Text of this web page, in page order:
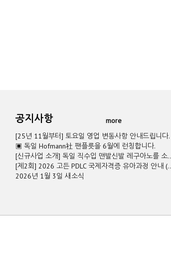
공지사항
more
[25년 11월부터] 토요일 영업 변동사항 안내드립니다.
▣ 독일 Hofmann社 팬플릇을 6월에 런칭합니다.
[신규사업 소개] 독일 직수입 맨발신발 레구아노를 소..
[제2회] 2026 고든 PDLC 국제자격증 유아과정 안내 (..
2026년 1월 3일 새소식